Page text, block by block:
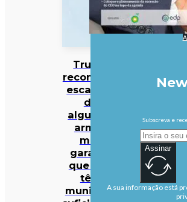
Trump
reconhece
escassez
de
algumas
armas
mas
garante
que EUA
têm
munições
Subscreva e
Assinar
A sua informação está